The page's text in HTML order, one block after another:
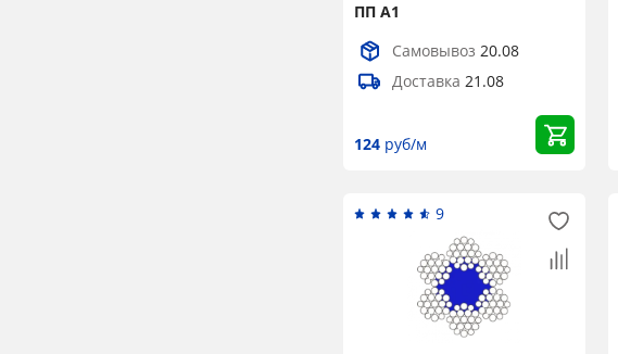
ПП А1
Самовывоз 20.08
Доставка 21.08
124 руб/м
9